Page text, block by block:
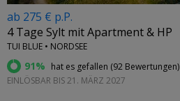
ab 275 € p.P.
4 Tage Sylt mit Apartment & HP
TUI BLUE • NORDSEE
91% hat es gefallen (92 Bewertungen)
EINLÖSBAR BIS 21. MÄRZ 2027